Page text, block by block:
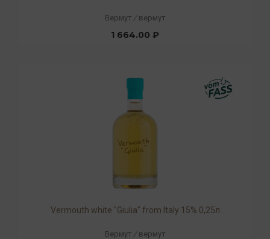
Вермут / вермут
1 664.00 ₽
Vermouth white "Giulia" from Italy 15% 0,25л
Вермут / вермут